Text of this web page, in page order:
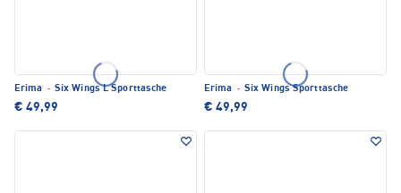
Erima · Six Wings L Sporttasche
€ 49,99
Erima · Six Wings Sporttasche
€ 49,99